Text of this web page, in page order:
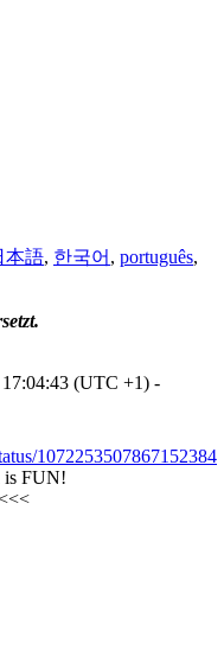
本語, 한국어 , português,
(UTC +1) -
1072253507867152384
is FUN!